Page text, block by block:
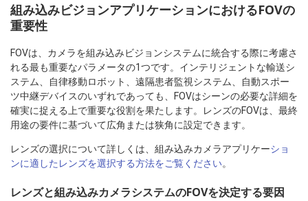
組み込みビジョンアプリケーションにおけるFOVの
重要性
FOVは、カメラを組み込みビジョンシステムに統合する際に考慮さ
れる最も重要なパラメータの1つです。インテリジェントな輸送シ
ステム、自律移動ロボット、遠隔患者監視システム、自動スポー
ツ中継デバイスのいずれであっても、FOVはシーンの必要な詳細を
確実に捉える上で重要な役割を果たします。レンズのFOVは、最終
用途の要件に基づいて広角または狭角に設定できます。
レンズの選択について詳しくは、組み込みカメラアプリケーショ
ンに適したレンズを選択する方法をご覧ください。
レンズと組み込みカメラシステムのFOVを決定する要因